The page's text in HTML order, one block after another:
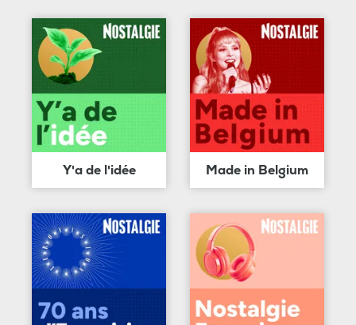
Y'a de l'idée Made in Belgium